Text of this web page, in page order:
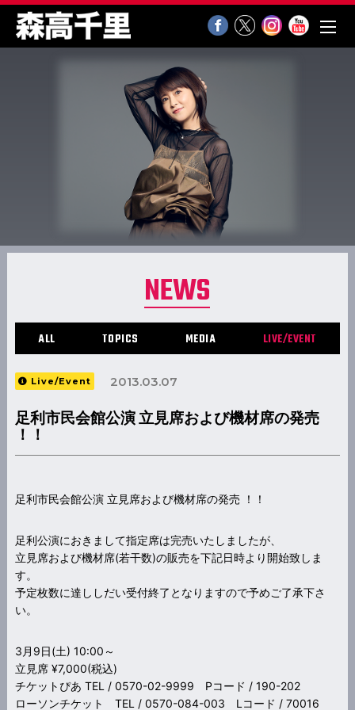
NEWS
ALL TOPICS MEDIA LIVE/EVENT
Live/Event 2013.03.07
足利市民会館公演 立見席および機材席の発売
！！
足利市民会館公演 立見席および機材席の発売 ！！
足利公演におきまして指定席は完売いたしましたが、
立見席および機材席(若干数)の販売を下記日時より開始致しま
す。
予定枚数に達ししだい受付終了となりますので予めご了承下さ
い。
3月9日(土) 10:00～
立見席 ¥7,000(税込)
チケットぴあ TEL / 0570-02-9999 Pコード / 190-202
ローソンチケット TEL / 0570-084-003 Lコード / 70016